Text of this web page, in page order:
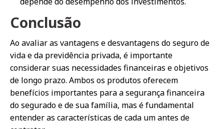
Conclusão
Ao avaliar as vantagens e desvantagens do seguro de
vida e da previdência privada, é importante
considerar suas necessidades financeiras e objetivos
de longo prazo. Ambos os produtos oferecem
benefícios importantes para a segurança financeira
do segurado e de sua família, mas é fundamental
entender as características de cada um antes de